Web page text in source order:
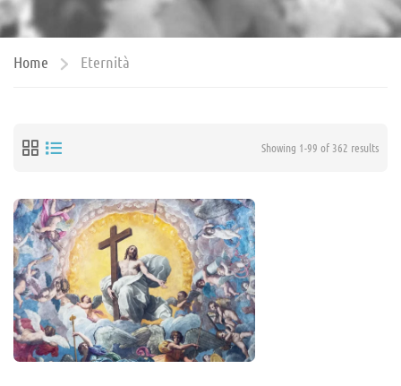
Home Eternità
Showing 1-99 of 362 results